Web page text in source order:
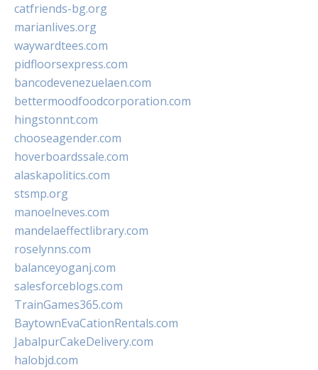
catfriends-bg.org
marianlives.org
waywardtees.com
pidfloorsexpress.com
bancodevenezuelaen.com
bettermoodfoodcorporation.com
hingstonnt.com
chooseagender.com
hoverboardssale.com
alaskapolitics.com
stsmp.org
manoelneves.com
mandelaeffectlibrary.com
roselynns.com
balanceyoganj.com
salesforceblogs.com
TrainGames365.com
BaytownEvaCationRentals.com
JabalpurCakeDelivery.com
halobjd.com